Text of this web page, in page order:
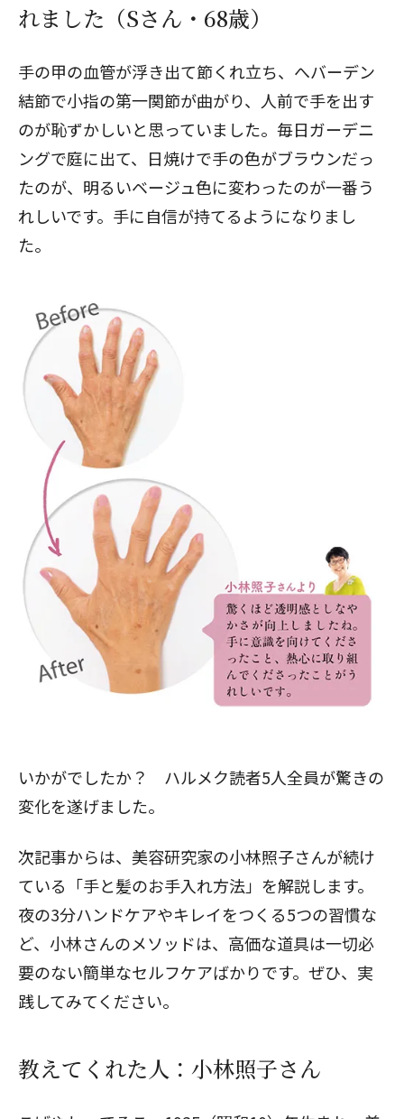
れました（Sさん・68歳）
手の甲の血管が浮き出て節くれ立ち、へバーデン
結節で小指の第一関節が曲がり、人前で手を出す
のが恥ずかしいと思っていました。毎日ガーデニ
ングで庭に出て、日焼けで手の色がブラウンだっ
たのが、明るいベージュ色に変わったのが一番う
れしいです。手に自信が持てるようになりまし
た。
いかがでしたか？ ハルメク読者5人全員が驚きの
変化を遂げました。
次記事からは、美容研究家の小林照子さんが続け
ている「手と髪のお手入れ方法」を解説します。
夜の3分ハンドケアやキレイをつくる5つの習慣な
ど、小林さんのメソッドは、高価な道具は一切必
要のない簡単なセルフケアばかりです。ぜひ、実
践してみてください。
教えてくれた人：小林照子さん